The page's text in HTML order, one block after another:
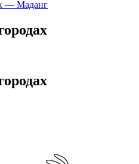
— Маданг